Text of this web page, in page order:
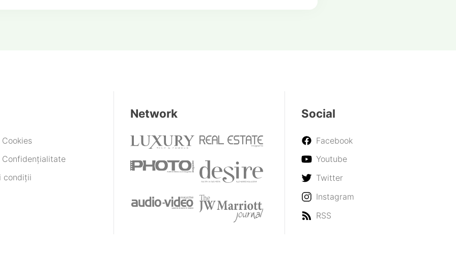
Confidențialitate
condiții
Network Social
Facebook
Youtube
Twitter
Instagram
RSS